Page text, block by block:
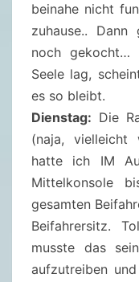
beinahe nicht
zuhause..
noch
Seele lag,
es so bleibt.
Dienstag: Die
(naja, vielleicht
hatte ich IM
Mittelkonsole
gesamten
Beifahrersitz.
musste das
aufzutreiben